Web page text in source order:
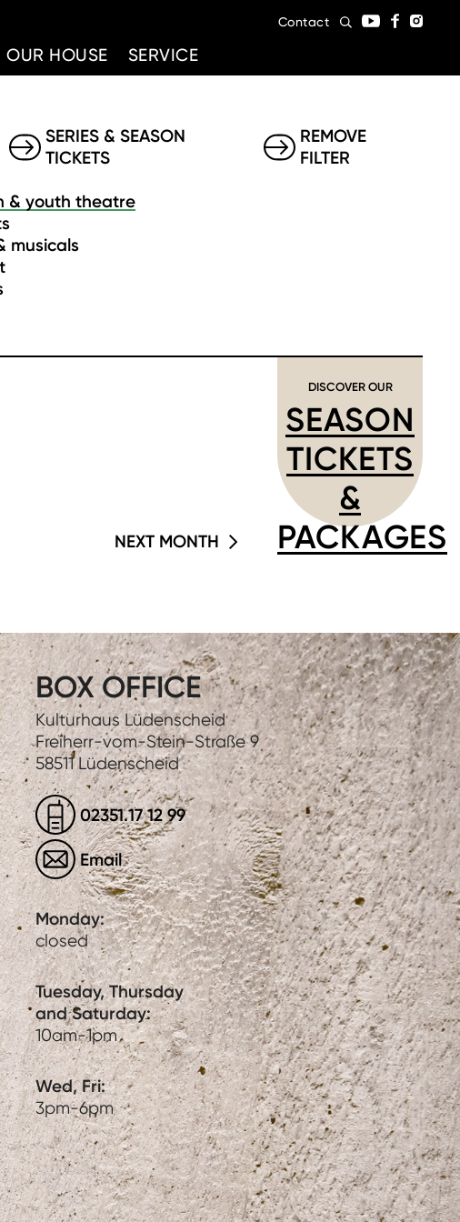
OUR HOUSE SERVICE
Contact
& youth theatre
musicals
SERIES & SEASON
TICKETS
REMOVE
FILTER
DISCOVER OUR
SEASON
TICKETS
&
PACKAGES
NEXT MONTH
BOX OFFICE
Kulturhaus Lüdenscheid
Freiherr-vom-Stein-Straße 9
58511 Lüdenscheid
02351.17 12 99
Email
Monday:
closed
Tuesday, Thursday
and Saturday:
10am-1pm
Wed, Fri:
3pm-6pm